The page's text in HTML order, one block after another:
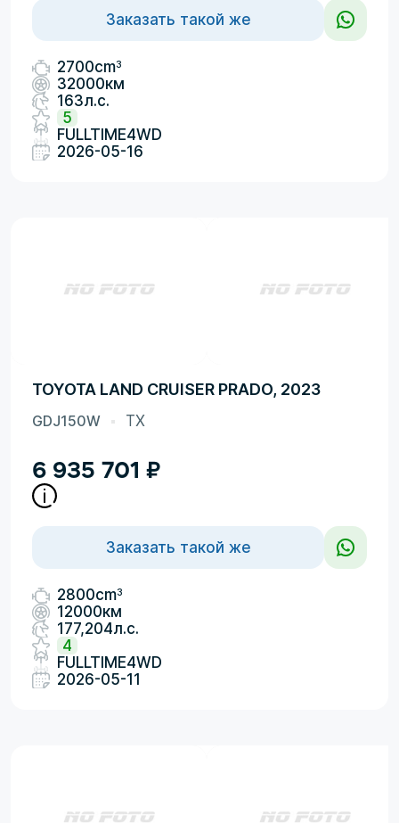
Заказать такой же
2700cm3
32000км
163л.с.
5
FULLTIME4WD
2026-05-16
TOYOTA LAND CRUISER PRADO, 2023
GDJ150W TX
6 935 701 ₽
Заказать такой же
2800cm3
12000км
177,204л.с.
4
FULLTIME4WD
2026-05-11